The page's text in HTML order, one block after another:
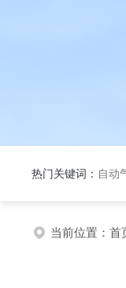
热门关键词： 自动
当前位置： 首